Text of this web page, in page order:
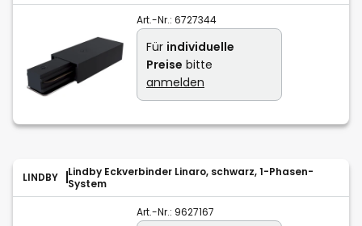
Art.-Nr.: 6727344
Für individuelle
Preise bitte
anmelden
LINDBY
Lindby Eckverbinder Linaro, schwarz, 1-Phasen-
System
Art.-Nr.: 9627167